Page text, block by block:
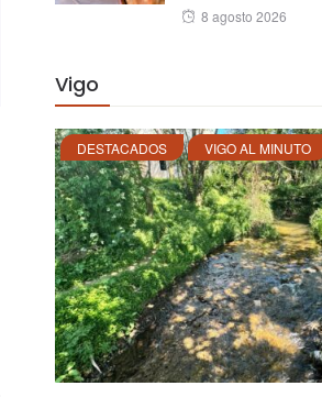
Posted
8 agosto 2026
Vigo
DESTACADOS VIGO AL MINUTO